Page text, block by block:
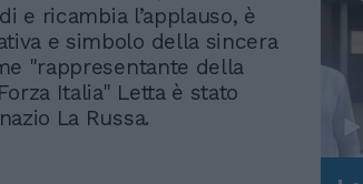
e ricambia l’applauso, è
e simbolo della sincera
"rappresentante della
Italia" Letta è stato
La Russa.